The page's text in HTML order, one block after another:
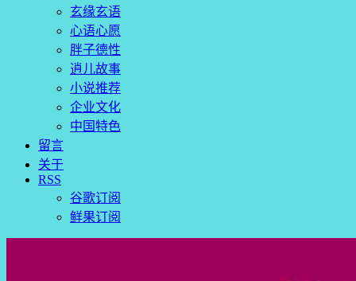
玄缘玄语
心语心愿
胖子德性
逍儿故事
小说推荐
企业文化
中国特色
留言
关于
RSS
谷歌订阅
鲜果订阅